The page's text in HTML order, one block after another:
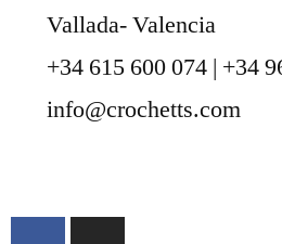
Vallada- Valencia
+34 615 600 074 | +34
info@crochetts.com